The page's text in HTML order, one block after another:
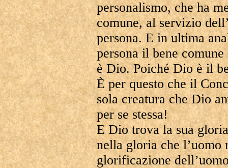
personalismo, che ha
comune, al servizio
persona. E in ultima
persona il bene
è Dio. Poiché Dio è il
È per questo che il
sola creatura che Dio
per se stessa!
E Dio trova la sua
nella gloria che l’uomo
glorificazione